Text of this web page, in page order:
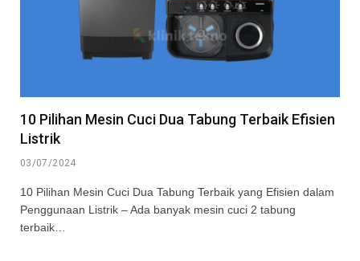
10 Pilihan Mesin Cuci Dua Tabung Terbaik Efisien
Listrik
03/07/2024
10 Pilihan Mesin Cuci Dua Tabung Terbaik yang Efisien dalam
Penggunaan Listrik – Ada banyak mesin cuci 2 tabung
terbaik…